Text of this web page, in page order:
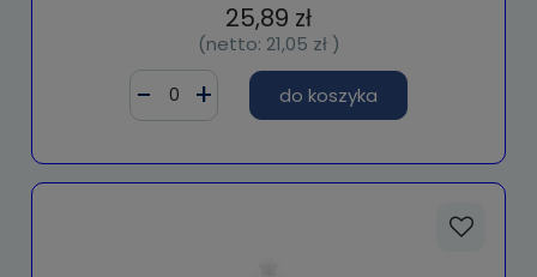
25,89 zł
(netto: 21,05 zł)
do koszyka